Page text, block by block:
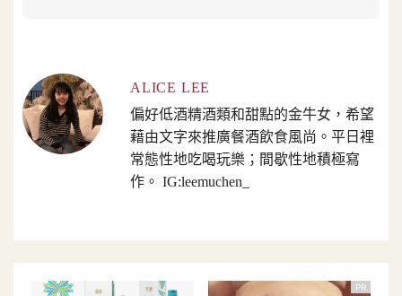
ALICE LEE
偏好低酒精酒類和甜點的金牛女，希望
藉由文字來推廣餐酒飲食風尚。平日裡
常態性地吃喝玩樂；間歇性地積極寫
作。 IG:leemuchen_
PR